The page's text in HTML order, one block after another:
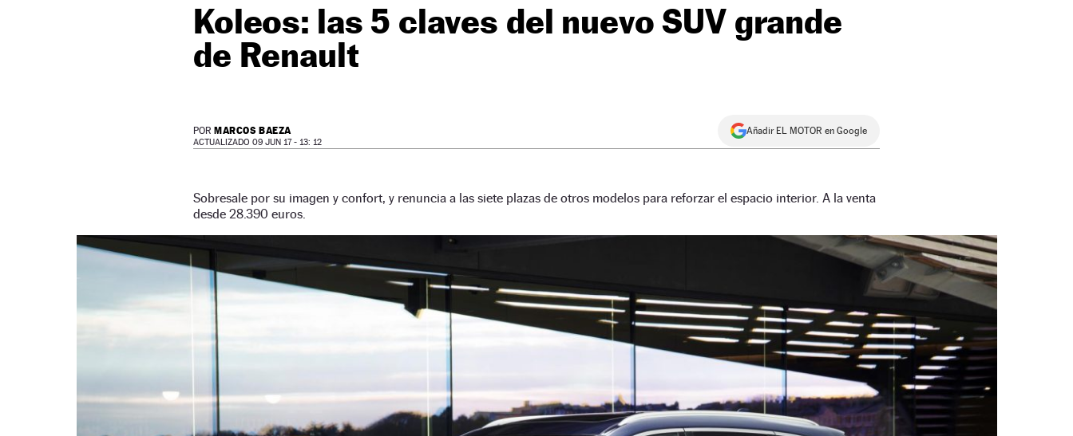
Koleos: las 5 claves del nuevo SUV grande
de Renault
POR MARCOS BAEZA
ACTUALIZADO 09 JUN 17 - 13: 12
Añadir EL MOTOR en Google
Sobresale por su imagen y confort, y renuncia a las siete plazas de otros modelos para reforzar el espacio interior. A la venta
desde 28.390 euros.